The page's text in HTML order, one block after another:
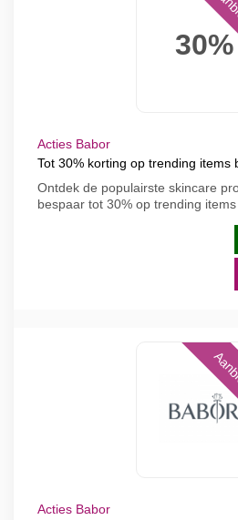
30%
Acties Babor
Tot 30% korting op trending items
Ontdek de populairste skincare
bespaar tot 30% op trending
Acties Babor